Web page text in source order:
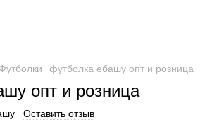
Футболки футболка ебашу опт и розница
опт и розница
Оставить отзыв